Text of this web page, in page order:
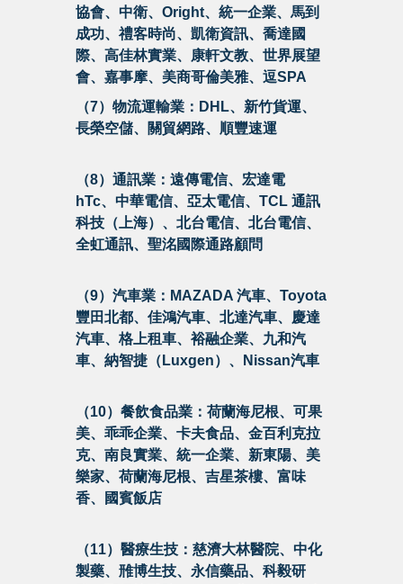
協會、中衛、Oright、統一企業、馬到
成功、禮客時尚、凱衛資訊、喬達國
際、高佳林實業、康軒文教、世界展望
會、嘉事摩、美商哥倫美雅、逗SPA
（7）物流運輸業：DHL、新竹貨運、
長榮空儲、關貿網路、順豐速運
（8）通訊業：遠傳電信、宏達電
hTc、中華電信、亞太電信、TCL 通訊
科技（上海）、北台電信、北台電信、
全虹通訊、聖洺國際通路顧問
（9）汽車業：MAZADA 汽車、Toyota
豐田北都、佳鴻汽車、北達汽車、慶達
汽車、格上租車、裕融企業、九和汽
車、納智捷（Luxgen）、Nissan汽車
（10）餐飲食品業：荷蘭海尼根、可果
美、乖乖企業、卡夫食品、金百利克拉
克、南良實業、統一企業、新東陽、美
樂家、荷蘭海尼根、吉星茶樓、富味
香、國賓飯店
（11）醫療生技：慈濟大林醫院、中化
製藥、雃博生技、永信藥品、科毅研